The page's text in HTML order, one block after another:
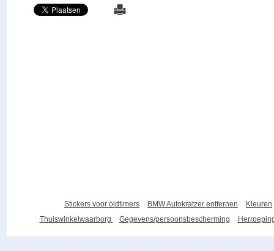
Stickers voor oldtimers BMW Autokratzer entfernen
Kleuren
Thuiswinkelwaarborg
Gegevens/persoonsbescherming